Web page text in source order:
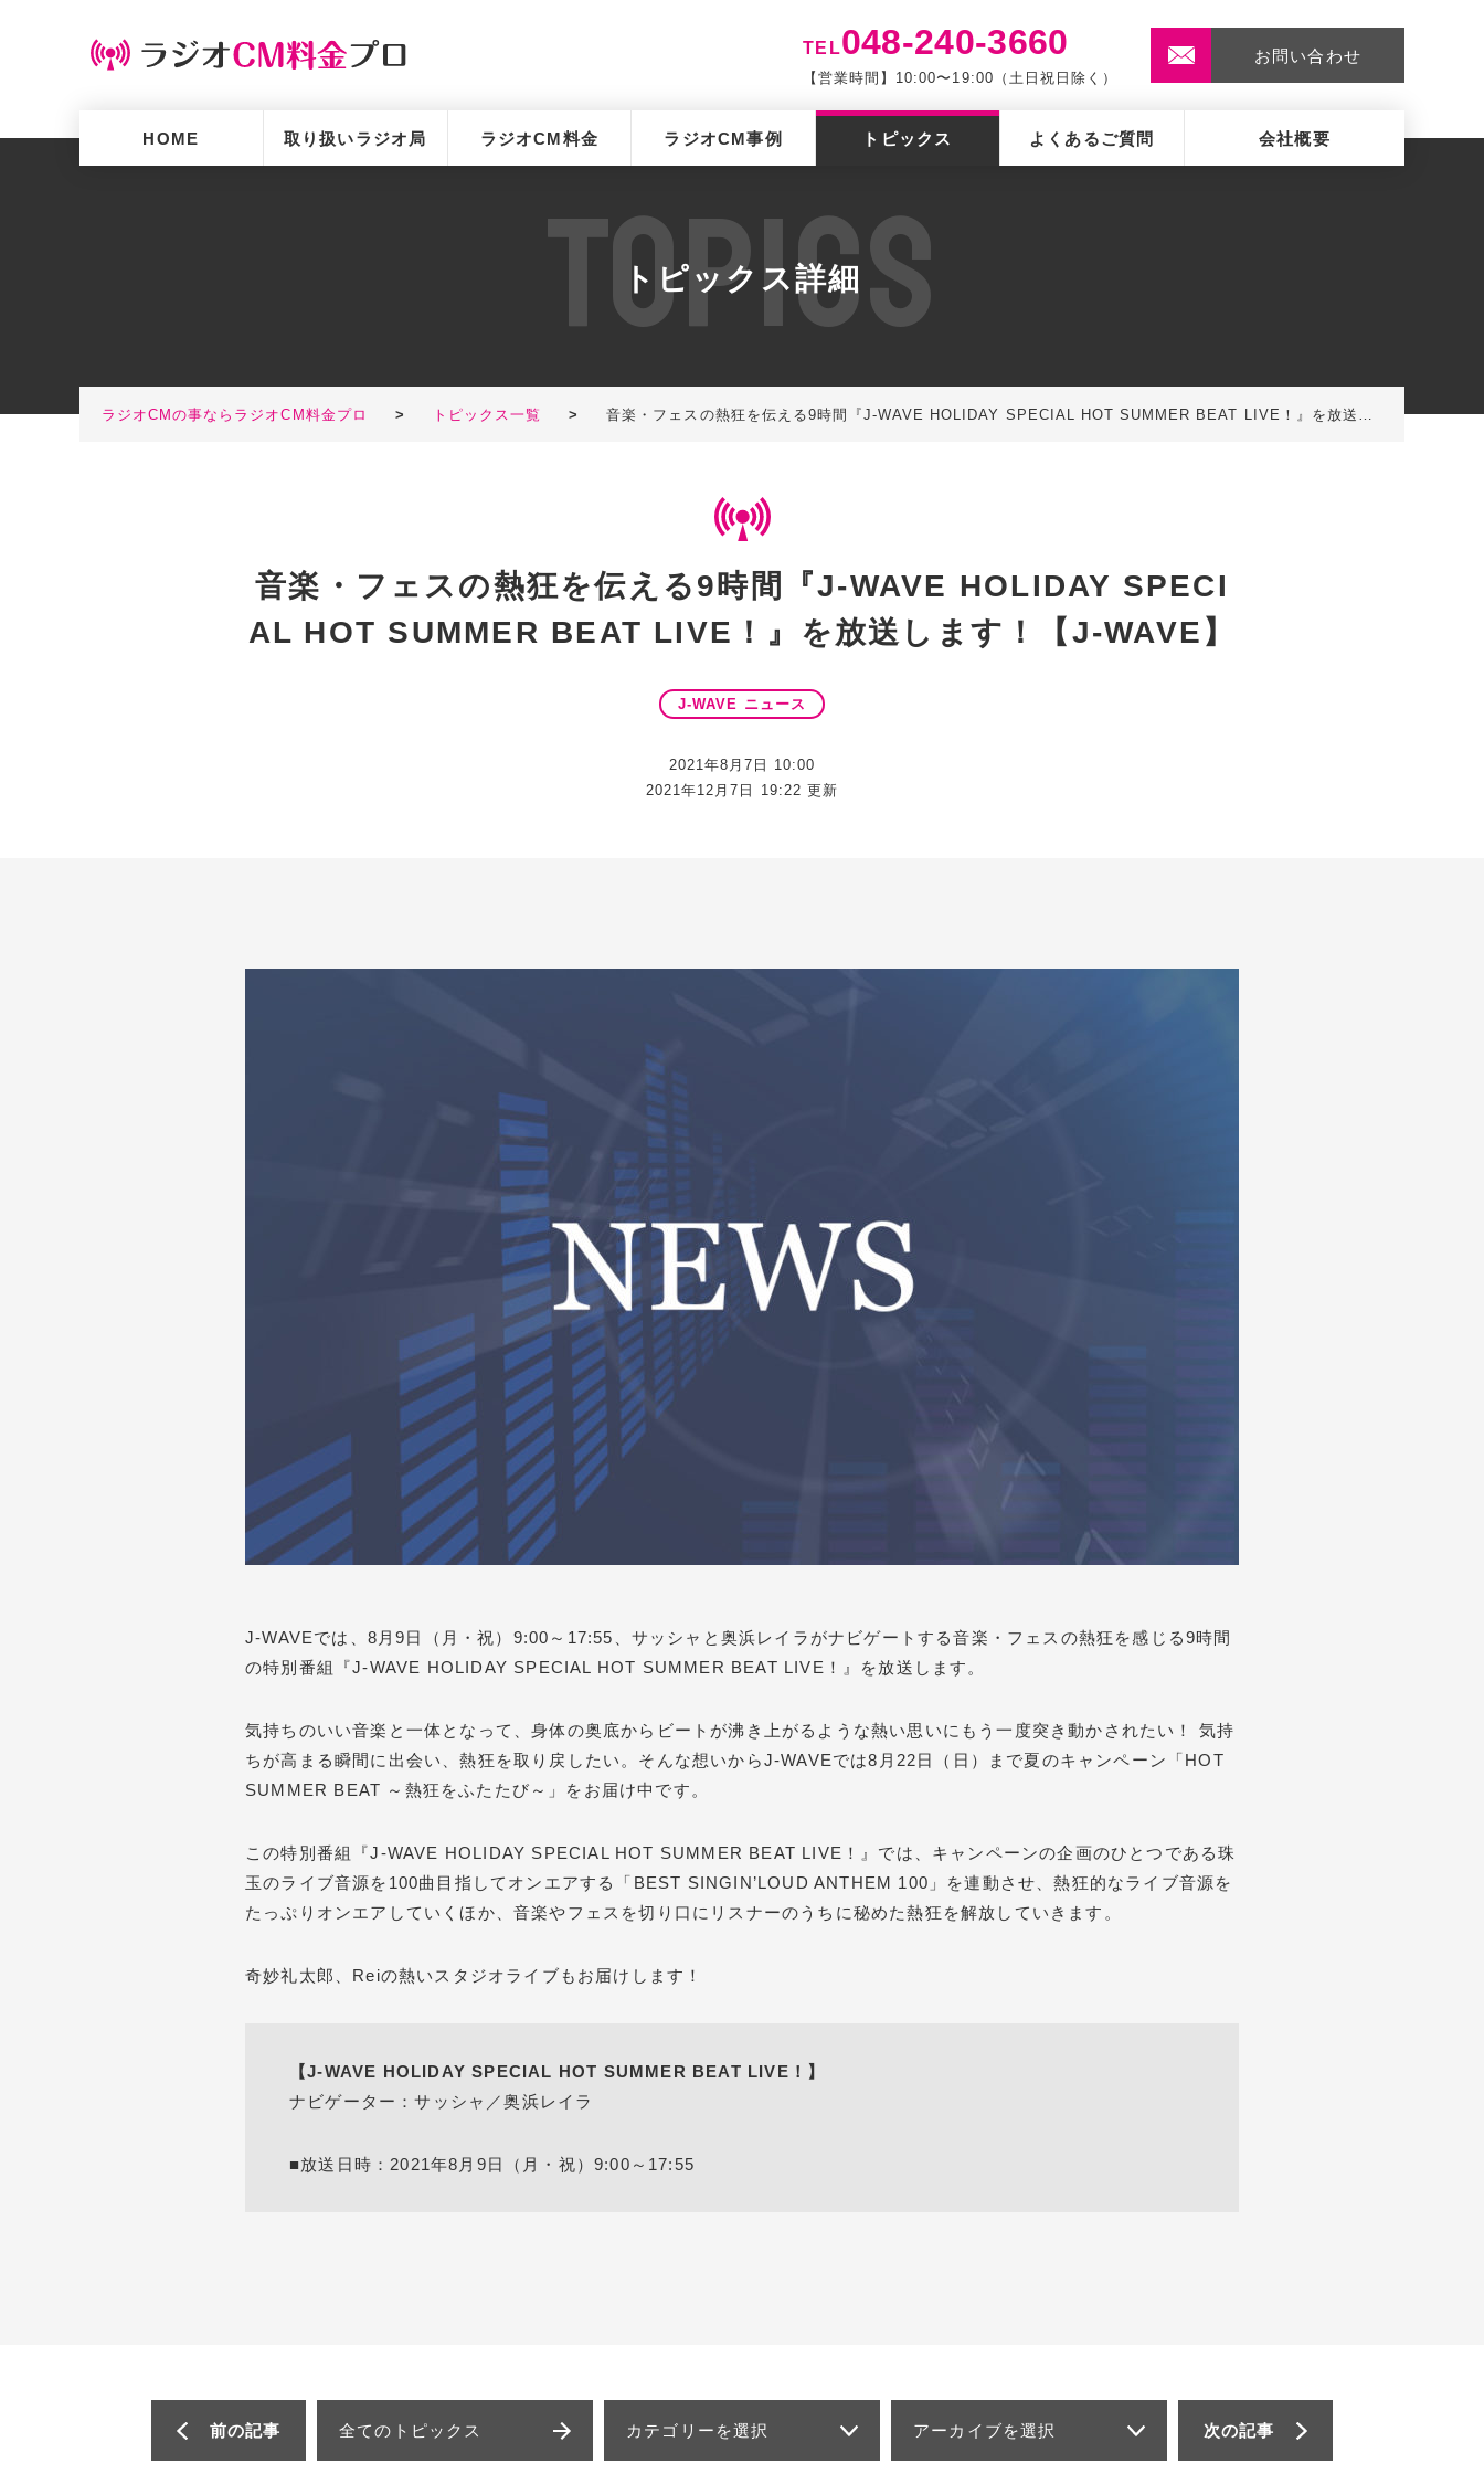
TEL048-240-3660
【営業時間】10:00〜19:00（土日祝日除く）
お問い合わせ
HOME 取り扱いラジオ局 ラジオCM料金 ラジオCM事例 トピックス よくあるご質問 会社概要
TOPICS
トピックス詳細
ラジオCMの事ならラジオCM料金プロ > トピックス一覧 > 音楽・フェスの熱狂を伝える9時間『J-WAVE HOLIDAY SPECIAL HOT SUMMER BEAT LIVE！』を放送します！【J-WAVE】
音楽・フェスの熱狂を伝える9時間『J-WAVE HOLIDAY SPECI
AL HOT SUMMER BEAT LIVE！』を放送します！【J-WAVE】
J-WAVE ニュース
2021年8月7日 10:00
2021年12月7日 19:22 更新
J-WAVEでは、8月9日（月・祝）9:00～17:55、サッシャと奥浜レイラがナビゲートする音楽・フェスの熱狂を感じる9時間
の特別番組『J-WAVE HOLIDAY SPECIAL HOT SUMMER BEAT LIVE！』を放送します。
気持ちのいい音楽と一体となって、身体の奥底からビートが沸き上がるような熱い思いにもう一度突き動かされたい！ 気持
ちが高まる瞬間に出会い、熱狂を取り戻したい。そんな想いからJ-WAVEでは8月22日（日）まで夏のキャンペーン「HOT
SUMMER BEAT ～熱狂をふたたび～」をお届け中です。
この特別番組『J-WAVE HOLIDAY SPECIAL HOT SUMMER BEAT LIVE！』では、キャンペーンの企画のひとつである珠
玉のライブ音源を100曲目指してオンエアする「BEST SINGIN’LOUD ANTHEM 100」を連動させ、熱狂的なライブ音源を
たっぷりオンエアしていくほか、音楽やフェスを切り口にリスナーのうちに秘めた熱狂を解放していきます。
奇妙礼太郎、Reiの熱いスタジオライブもお届けします！
【J-WAVE HOLIDAY SPECIAL HOT SUMMER BEAT LIVE！】
ナビゲーター：サッシャ／奥浜レイラ
■放送日時：2021年8月9日（月・祝）9:00～17:55
前の記事 次の記事
全てのトピックス カテゴリーを選択 アーカイブを選択